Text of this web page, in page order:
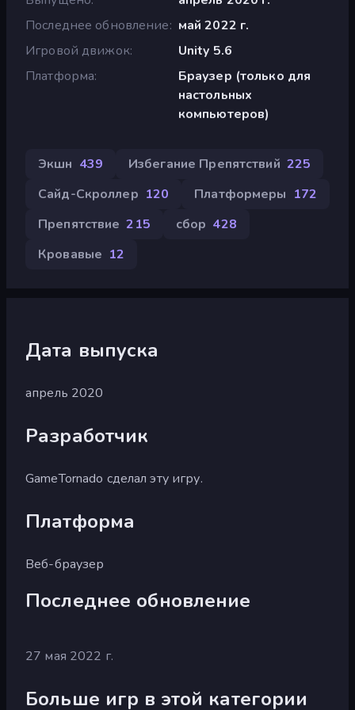
Последнее обновление
май 2022 г.
Игровой движок
Unity 5.6
Платформа
Браузер (только для
настольных
компьютеров)
Экшн 439 Избегание Препятствий 225
Сайд-Скроллер 120 Платформеры 172
Препятствие 215 сбор 428
Кровавые 12
Дата выпуска
апрель 2020
Разработчик
GameTornado сделал эту игру.
Платформа
Веб-браузер
Последнее обновление
27 мая 2022 г.
Больше игр в этой категории